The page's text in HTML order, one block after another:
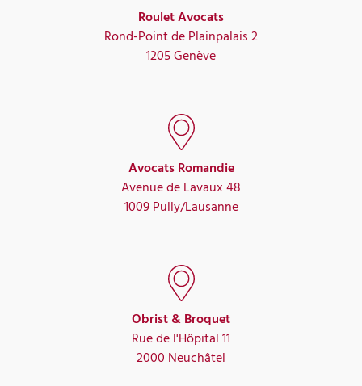
Roulet Avocats
Rond-Point de Plainpalais 2
1205 Genève
Avocats Romandie
Avenue de Lavaux 48
1009 Pully/Lausanne
Obrist & Broquet
Rue de l'Hôpital 11
2000 Neuchâtel